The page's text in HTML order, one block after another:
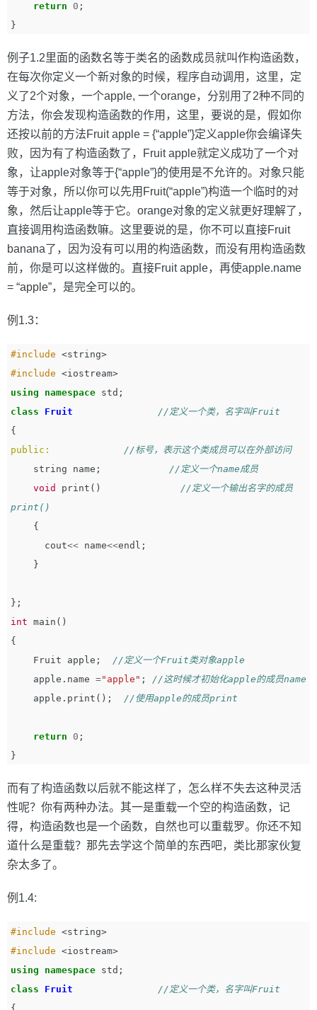
return
0 ;
}
例子1.2里面的函数名等于类名的函数成员就叫作构造函数，
在每次你定义一个新对象的时候，程序自动调用，这里，定
义了2个对象，一个apple, 一个orange，分别用了2种不同的
方法，你会发现构造函数的作用，这里，要说的是，假如你
还按以前的方法Fruit apple = {“apple”}定义apple你会编译失
败，因为有了构造函数了，Fruit apple就定义成功了一个对
象，让apple对象等于{“apple”}的使用是不允许的。对象只能
等于对象，所以你可以先用Fruit(“apple”)构造一个临时的对
象，然后让apple等于它。orange对象的定义就更好理解了，
直接调用构造函数嘛。这里要说的是，你不可以直接Fruit
banana了，因为没有可以用的构造函数，而没有用构造函数
前，你是可以这样做的。直接Fruit apple，再使apple.name
= “apple”，是完全可以的。
例1.3：
#include <string>
#include <iostream>
using
namespace std ;
class
Fruit
//定义一个类，名字叫Fruit
{
public:
//标号，表示这个类成员可以在外部访问
string
name ;
void
print ()
//定义一个输出名字的成员
print()
{
cout<< name<<endl ;
}
};
int main ()
{
Fruit
apple ;
//定义一个Fruit类对象apple
apple . name ="apple" ;
//这时候才初始化apple的成员name
apple . print (); //使用apple的成员print
return 0 ;
}
而有了构造函数以后就不能这样了，怎么样不失去这种灵活
性呢？你有两种办法。其一是重载一个空的构造函数，记
得，构造函数也是一个函数，自然也可以重载罗。你还不知
道什么是重载？那先去学这个简单的东西吧，类比那家伙复
杂太多了。
例1.4:
#include <string>
#include <iostream>
using
namespace std ;
class
Fruit
//定义一个类，名字叫Fruit